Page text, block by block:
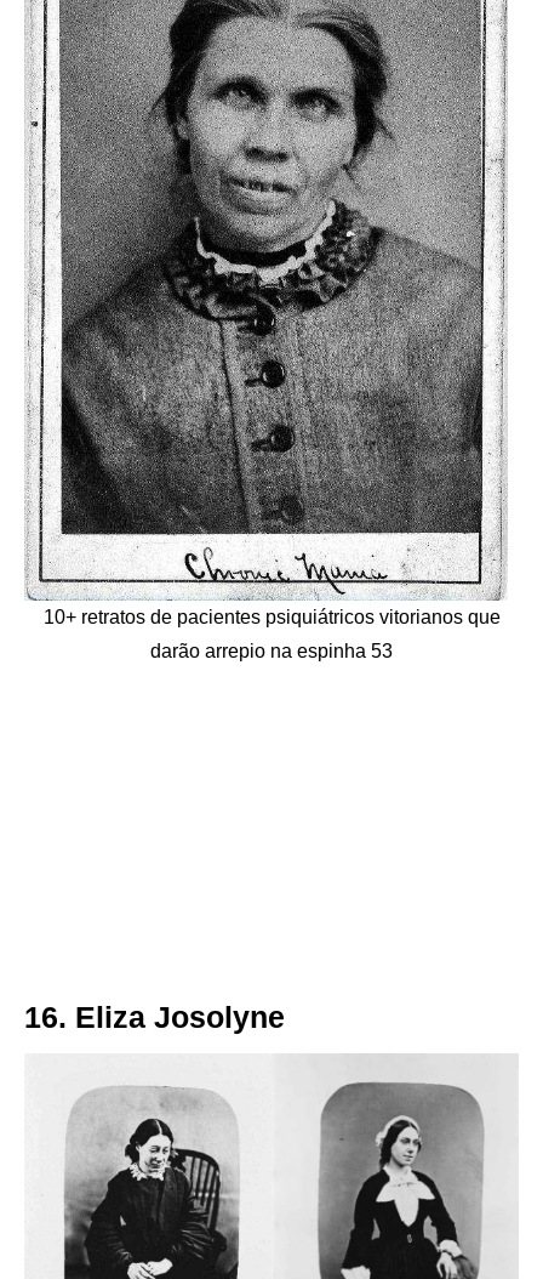
10+ retratos de pacientes psiquiátricos vitorianos que
darão arrepio na espinha 53
16. Eliza Josolyne